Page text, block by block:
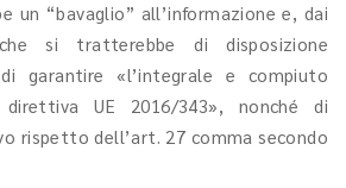
un “bavaglio” all’informazione e, dai
si tratterebbe di disposizione
garantire «l’integrale e compiuto
UE 2016/343», nonché di
rispetto dell’art. 27 comma secondo